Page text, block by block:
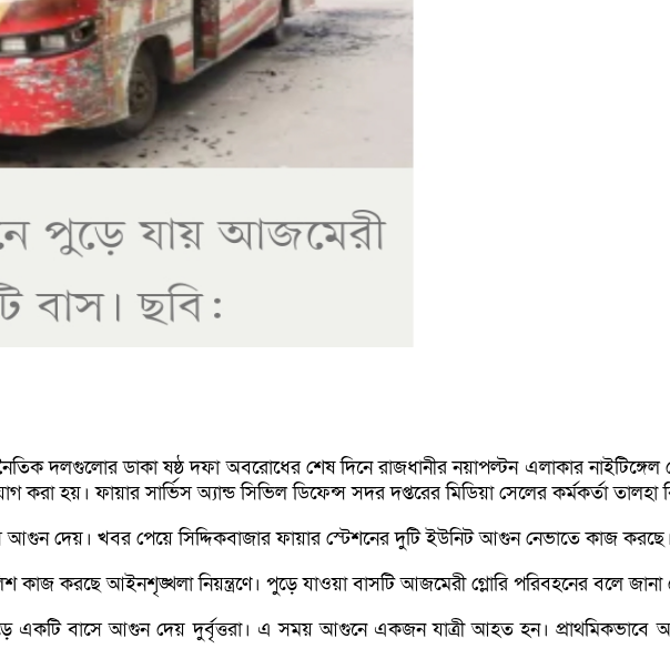
দলগুলোর ডাকা ষষ্ঠ দফা অবরোধের শেষ দিনে রাজধানীর নয়াপল্টন এলাকার নাইটিঙ্গেল
হয়। ফায়ার সার্ভিস অ্যান্ড সিভিল ডিফেন্স সদর দপ্তরের মিডিয়া সেলের কর্মকর্তা তালহা
আগুন দেয়। খবর পেয়ে সিদ্দিকবাজার ফায়ার স্টেশনের দুটি ইউনিট আগুন নেভাতে কাজ
করছে আইনশৃঙ্খলা নিয়ন্ত্রণে। পুড়ে যাওয়া বাসটি আজমেরী গ্লোরি পরিবহনের বলে জানা
একটি বাসে আগুন দেয় দুর্বৃত্তরা। এ সময় আগুনে একজন যাত্রী আহত হন। প্রাথমিকভাবে